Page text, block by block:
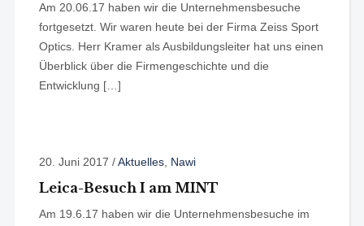
Am 20.06.17 haben wir die Unternehmensbesuche
fortgesetzt. Wir waren heute bei der Firma Zeiss Sport
Optics. Herr Kramer als Ausbildungsleiter hat uns einen
Überblick über die Firmengeschichte und die
Entwicklung […]
20. Juni 2017 /Aktuelles, Nawi
Leica-Besuch I am MINT
Am 19.6.17 haben wir die Unternehmensbesuche im